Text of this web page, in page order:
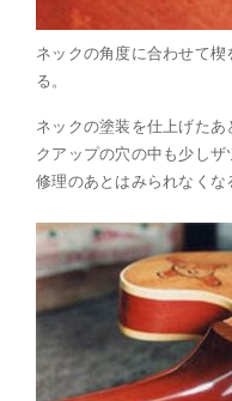
ネックの角度に合わせて
る。
ネックの塗装を仕上げた
クアップの穴の中も少し
修理のあとはみられなくな